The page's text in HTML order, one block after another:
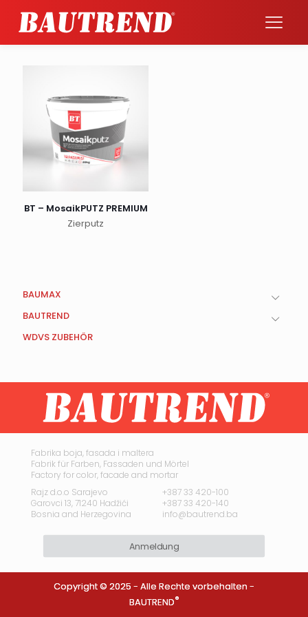
BT – MosaikPUTZ PREMIUM
Zierputz
BAUMAX
BAUTREND
WDVS ZUBEHÖR
Fabrika boja, fasada i maltera
Fabrik für Farben, Fassaden und Mörtel
Factory for color, facade and mortar
Rajz d.o.o Sarajevo
Garovci 13, 71240 Hadžići
Bosnia and Herzegovina
+387 33 420-100
+387 33 420-140
info@bautrend.ba
Anmeldung
Copyright © 2025 - Alle Rechte vorbehalten -
BAUTREND®